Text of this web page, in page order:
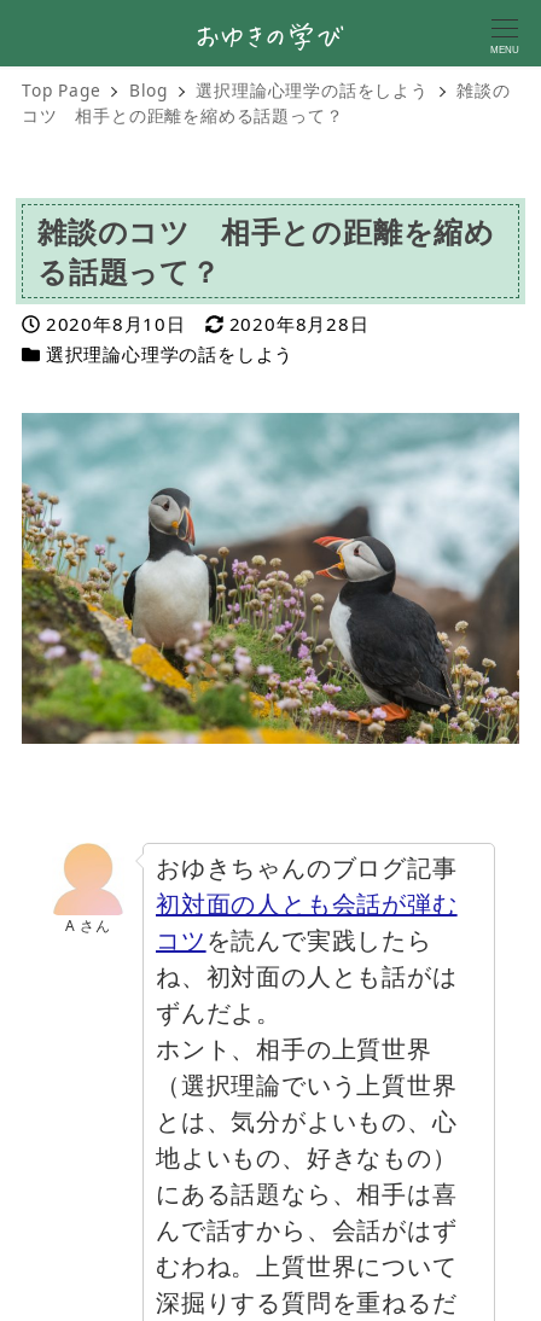
MENU
Top Page Blog 選択理論心理学の話をしよう
雑談の
コツ 相手との距離を縮める話題って？
雑談のコツ 相手との距離を縮め
る話題って？
投稿日
2020年8月10日 更新日
2020年8月28日
カテゴリー
選択理論心理学の話をしよう
A さん
おゆきちゃんのブログ記事
初対面の人とも会話が弾む
コツを読んで実践したら
ね、初対面の人とも話がは
ずんだよ。
ホント、相手の上質世界
（選択理論でいう上質世界
とは、気分がよいもの、心
地よいもの、好きなもの）
にある話題なら、相手は喜
んで話すから、会話がはず
むわね。上質世界について
深掘りする質問を重ねるだ